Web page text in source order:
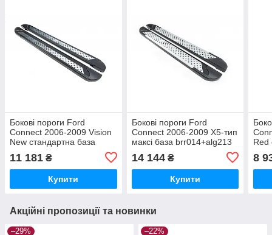
Бокові пороги Ford
Connect 2006-2009 Vision
New стандартна база
11 181 ₴
Купити
Бокові пороги Ford
Connect 2006-2009 X5-тип
максі база brr014+alg213
14 144₴
Купити
Red
8
Акційні пропозиції та новинки
–29% –22%